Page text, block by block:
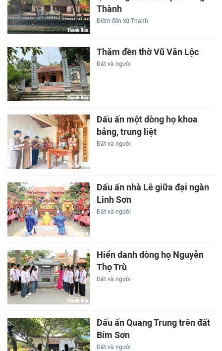
Thành
Điểm đến xứ Thanh
Thăm đền thờ Vũ Văn Lộc
Đất và người
Dấu ấn một dòng họ khoa
bảng, trung liệt
Đất và người
Dấu ấn nhà Lê giữa đại ngàn
Linh Sơn
Đất và người
Hiển danh dòng họ Nguyễn
Thọ Trù
Đất và người
Dấu ấn Quang Trung trên đất
Bỉm Sơn
Đất và người